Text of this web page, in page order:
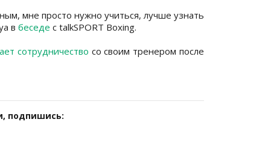
мне просто нужно учиться, лучше узнать
в беседе с talkSPORT Boxing.
сотрудничество со своим тренером после
подпишись: